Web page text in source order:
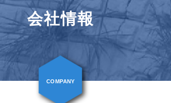
会社情報
COMPANY